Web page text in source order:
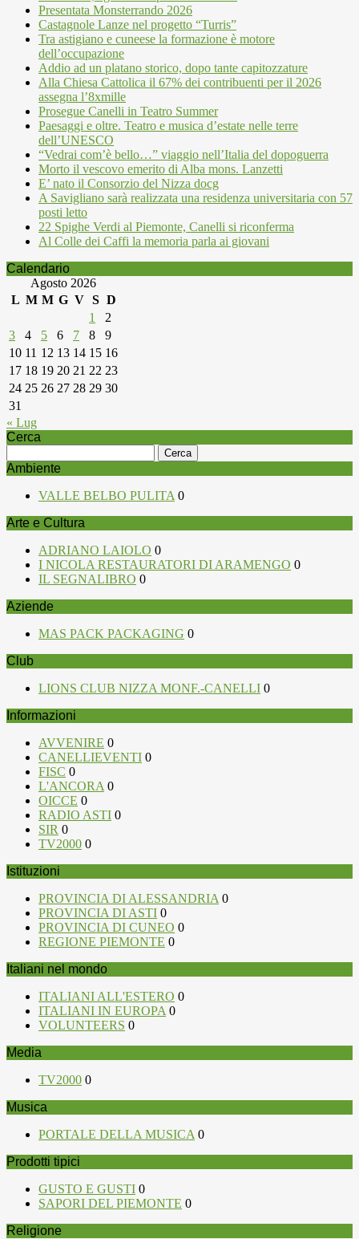
Presentata Monsterrando 2026
Castagnole Lanze nel progetto “Turris”
Tra astigiano e cuneese la formazione è motore
dell’occupazione
Addio ad un platano storico, dopo tante capitozzature
Alla Chiesa Cattolica il 67% dei contribuenti per il 2026
assegna l’8xmille
Prosegue Canelli in Teatro Summer
Paesaggi e oltre. Teatro e musica d’estate nelle terre
dell’UNESCO
“Vedrai com’è bello…” viaggio nell’Italia del dopoguerra
Morto il vescovo emerito di Alba mons. Lanzetti
E’ nato il Consorzio del Nizza docg
A Savigliano sarà realizzata una residenza universitaria con 57
posti letto
22 Spighe Verdi al Piemonte, Canelli si riconferma
Al Colle dei Caffi la memoria parla ai giovani
Calendario
Agosto 2026
L M M G V S D
1
2
3
4 5 6 7 8
9
10 11 12 13 14 15 16
17 18 19 20 21 22 23
24 25 26 27 28 29 30
31
« Lug
Cerca
per:
Ambiente
VALLE BELBO PULITA 0
Arte e Cultura
ADRIANO LAIOLO 0
I NICOLA RESTAURATORI DI ARAMENGO 0
IL SEGNALIBRO 0
Aziende
MAS PACK PACKAGING 0
Club
LIONS CLUB NIZZA MONF.-CANELLI 0
Informazioni
AVVENIRE 0
CANELLIEVENTI 0
FISC 0
L'ANCORA 0
OICCE 0
RADIO ASTI 0
SIR 0
TV2000 0
Istituzioni
PROVINCIA DI ALESSANDRIA 0
PROVINCIA DI ASTI 0
PROVINCIA DI CUNEO 0
REGIONE PIEMONTE 0
Italiani nel mondo
ITALIANI ALL'ESTERO 0
ITALIANI IN EUROPA 0
VOLUNTEERS 0
Media
TV2000 0
Musica
PORTALE DELLA MUSICA 0
Prodotti tipici
GUSTO E GUSTI 0
SAPORI DEL PIEMONTE 0
Religione